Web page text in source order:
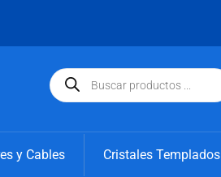
Búsqueda
de
productos
y Cables Cristales Templados